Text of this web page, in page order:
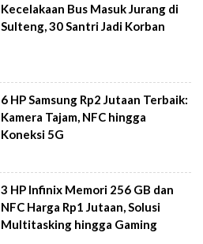
Kecelakaan Bus Masuk Jurang di
Sulteng, 30 Santri Jadi Korban
6 HP Samsung Rp2 Jutaan Terbaik:
Kamera Tajam, NFC hingga
Koneksi 5G
3 HP Infinix Memori 256 GB dan
NFC Harga Rp1 Jutaan, Solusi
Multitasking hingga Gaming